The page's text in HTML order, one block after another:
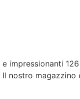
impressionanti
nostro magazzino